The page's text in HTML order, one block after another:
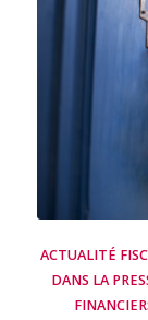
ACTUALITÉ
DANS LA